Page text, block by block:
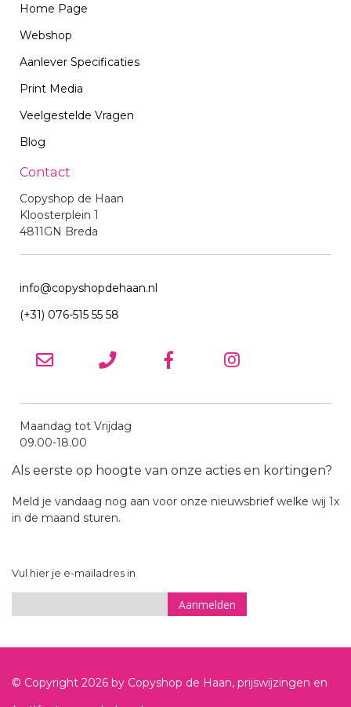
Home Page
Webshop
Aanlever Specificaties
Print Media
Veelgestelde Vragen
Blog
Contact
Copyshop de Haan
Kloosterplein 1
4811GN Breda
info@copyshopdehaan.nl
(+31) 076-515 55 58
Maandag tot Vrijdag
09.00-18.00
Als eerste op hoogte van onze acties en kortingen?
Meld je vandaag nog aan voor onze nieuwsbrief welke wij 1x
in de maand sturen.
Vul hier je e-mailadres in
Our
Aanmelden
© Copyright 2026 by Copyshop de Haan, prijswijzingen en